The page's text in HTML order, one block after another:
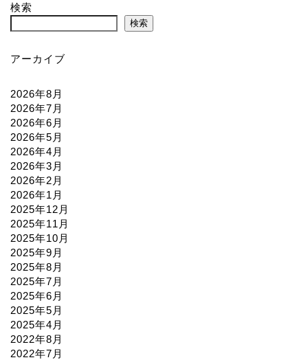
検索
検索
アーカイブ
2026年8月
2026年7月
2026年6月
2026年5月
2026年4月
2026年3月
2026年2月
2026年1月
2025年12月
2025年11月
2025年10月
2025年9月
2025年8月
2025年7月
2025年6月
2025年5月
2025年4月
2022年8月
2022年7月